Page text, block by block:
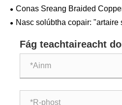
Conas Sreang Braided
Copper a Roghnú?
Nasc solúbtha copair: "artaire
Fág teachtaireacht